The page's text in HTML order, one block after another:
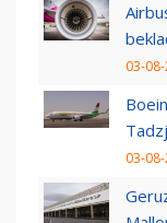
03-
03-